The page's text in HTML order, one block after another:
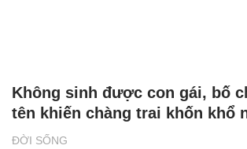
ĐỜI SỐNG
Không sinh được con gái, bố
tên khiến chàng trai khốn khổ